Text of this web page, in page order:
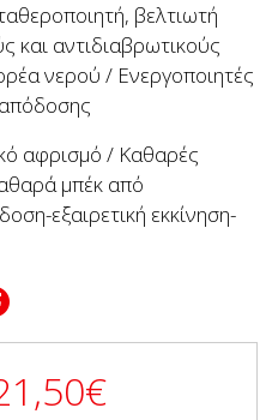
βελτιωτή
και αντιδιαβρωτικούς
νερού / Ενεργοποιητές
αφρισμό / Καθαρές
μπέκ από
εξαιρετική εκκίνηση-
€